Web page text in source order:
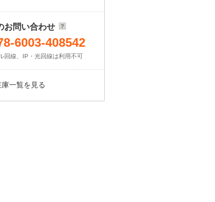
お問い合わせ
6003-408542
回線、IP・光回線は利用不可
庫一覧を見る